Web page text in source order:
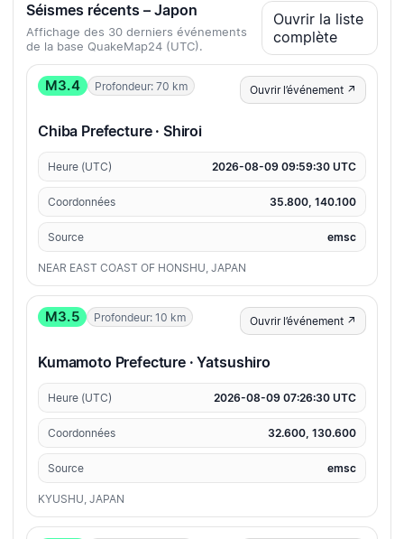
Séismes récents – Japon
Affichage des 30 derniers événements
de la base QuakeMap24 (UTC).
Ouvrir la liste
complète
M3.4 Profondeur: 70 km Ouvrir l’événement ↗
Chiba Prefecture · Shiroi
Heure (UTC) 2026-08-09 09:59:30 UTC
Coordonnées 35.800, 140.100
Source emsc
NEAR EAST COAST OF HONSHU, JAPAN
M3.5 Profondeur: 10 km Ouvrir l’événement ↗
Kumamoto Prefecture · Yatsushiro
Heure (UTC) 2026-08-09 07:26:30 UTC
Coordonnées 32.600, 130.600
Source emsc
KYUSHU, JAPAN